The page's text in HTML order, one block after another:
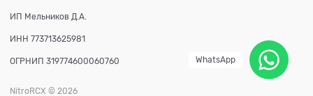
ИП Мельников Д.А.
ИНН 773713625981
ОГРНИП 319774600060760
NitroRCX © 2026
WhatsApp